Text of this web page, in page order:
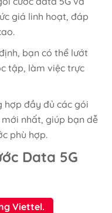
giá linh hoạt, đáp
bạn có thể lướt
tập, làm việc trực
hợp đầy đủ các gói
nhất, giúp bạn dễ
phù hợp.
Data 5G
Viettel.